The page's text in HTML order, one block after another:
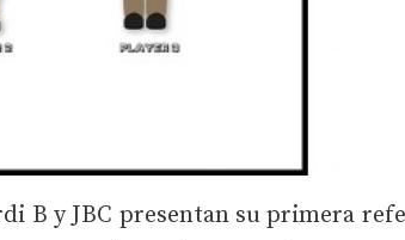
B y JBC presentan su primera